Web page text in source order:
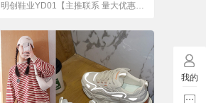
明创鞋业YD01【主推联系 量大优惠】休闲百搭运动阿甘老爹鞋
我的